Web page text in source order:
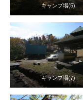
キャンプ場(5)
キャンプ場(7)